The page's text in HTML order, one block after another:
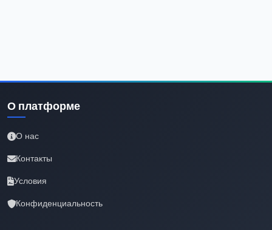
О платформе
О нас
Контакты
Условия
Конфиденциальность